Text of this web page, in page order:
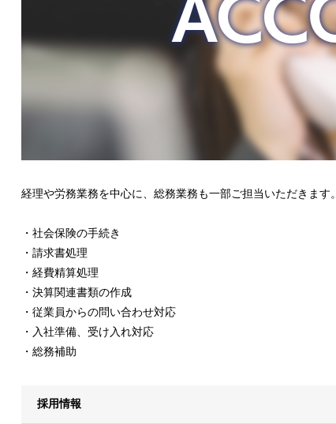
経理や労務業務を中心に、総務業務も一部ご担当いただきます。
・社会保険の手続き
・請求書処理
・経費精算処理
・決算関連書類の作成
・従業員からの問い合わせ対応
・入社準備、受け入れ対応
・総務補助
採用情報